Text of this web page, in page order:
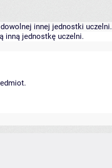
innej jednostki uczelni.
inną jednostkę uczelni.